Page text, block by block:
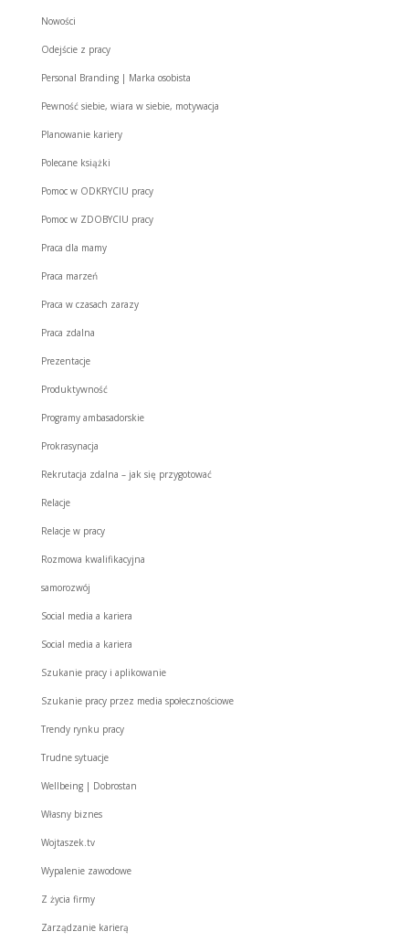
Nowości
Odejście z pracy
Personal Branding | Marka osobista
Pewność siebie, wiara w siebie, motywacja
Planowanie kariery
Polecane książki
Pomoc w ODKRYCIU pracy
Pomoc w ZDOBYCIU pracy
Praca dla mamy
Praca marzeń
Praca w czasach zarazy
Praca zdalna
Prezentacje
Produktywność
Programy ambasadorskie
Prokrasynacja
Rekrutacja zdalna – jak się przygotować
Relacje
Relacje w pracy
Rozmowa kwalifikacyjna
samorozwój
Social media a kariera
Social media a kariera
Szukanie pracy i aplikowanie
Szukanie pracy przez media społecznościowe
Trendy rynku pracy
Trudne sytuacje
Wellbeing | Dobrostan
Własny biznes
Wojtaszek.tv
Wypalenie zawodowe
Z życia firmy
Zarządzanie karierą